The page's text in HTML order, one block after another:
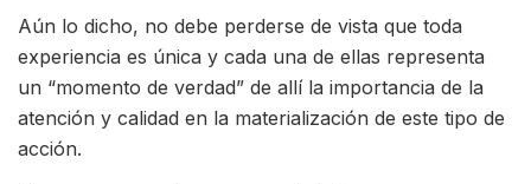
Aún lo dicho, no debe perderse de vista que toda
experiencia es única y cada una de ellas representa
un “momento de verdad” de allí la importancia de la
atención y calidad en la materialización de este tipo de
acción.